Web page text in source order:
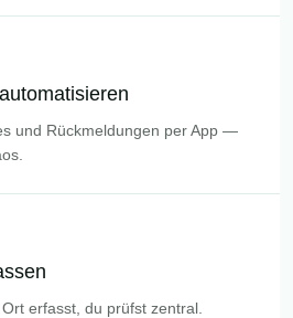
und Rückmeldungen per App —
erfasst, du prüfst zentral.